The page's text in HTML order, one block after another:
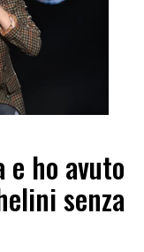
e ho avuto
senza